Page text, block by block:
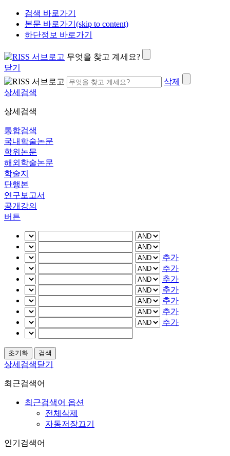
검색 바로가기
본문 바로가기(skip to content)
하단정보 바로가기
무엇을 찾고 계세요?
닫기
삭제
상세검색
상세검색
통합검색
국내학술논문
학위논문
해외학술논문
학술지
단행본
연구보고서
공개강의
버튼
추가
추가
추가
추가
추가
추가
추가
상세검색닫기
최근검색어
최근검색어 옵션
전체삭제
자동저장끄기
인기검색어